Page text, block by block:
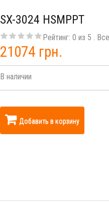
SX-3024 HSMPPT
Рейтинг: 0 из 5 .
21074 грн.
В наличии
Добавить в корзину